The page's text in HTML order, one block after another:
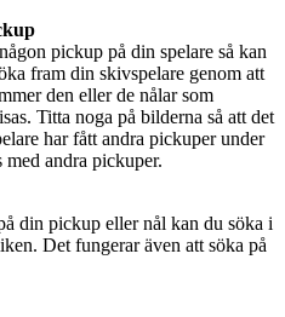
pickup på din spelare så kan
fram din skivspelare genom att
den eller de nålar som
Titta noga på bilderna så att det
har fått andra pickuper under
med andra pickuper.
din pickup eller nål kan du söka i
Det fungerar även att söka på